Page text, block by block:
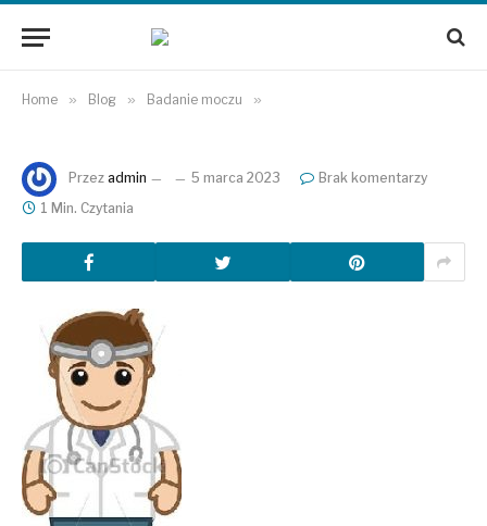
Home » Blog » Badanie moczu »
Przez admin 5 marca 2023
Brak komentarzy
1 Min. Czytania